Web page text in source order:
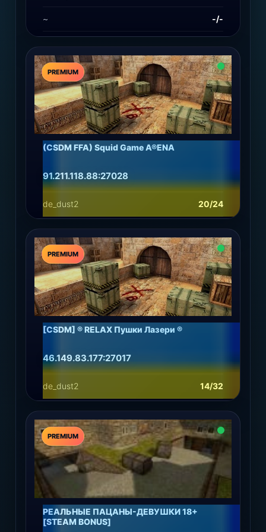
~ -/-
PREMIUM
(CSDM FFA) Squid Game A®ENA
91.211.118.88:27028
de_dust2 20/24
Подробнее Играть
PREMIUM
[CSDM] ® RELAX Пушки Лазери ®
46.149.83.177:27017
de_dust2 14/32
Подробнее Играть
PREMIUM
РЕАЛЬНЫЕ ПАЦАНЫ-ДЕВУШКИ 18+
[STEAM BONUS]